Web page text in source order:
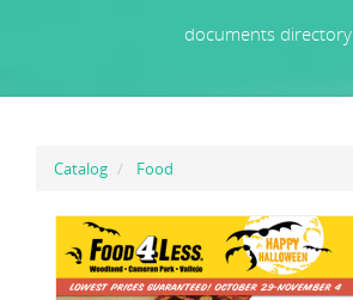
documents directory
Catalog Food